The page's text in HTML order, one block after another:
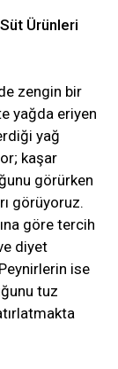
Ürünleri
zengin bir
yağda eriyen
yağ
kaşar
görürken
görüyoruz.
göre tercih
diyet
ise
tuz